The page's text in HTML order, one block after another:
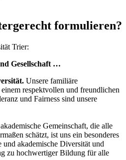
formulieren?
Trier:
Gesellschaft …
Unsere familiäre
respektvollen und freundlichen
und Fairness sind unsere
Gemeinschaft, die alle
schätzt, ist uns ein besonderes
akademische Diversität und
zu hochwertiger Bildung für alle